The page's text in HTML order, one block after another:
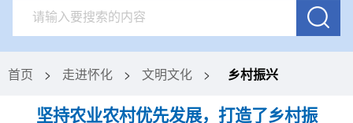
首页 > 走进怀化 > 文明文化 > 乡村振兴
坚持农业农村优先发展，打造了乡村振